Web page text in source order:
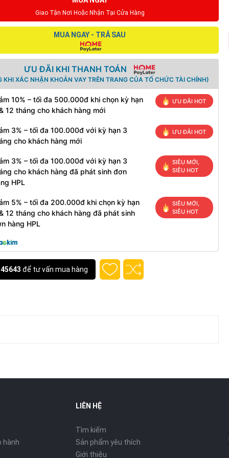
Giao Tận Nơi Hoặc Nhận Tại Cửa Hàng
MUA NGAY - TRẢ SAU
ƯU ĐÃI KHI THANH TOÁN
KHI XÁC NHẬN KHOẢN VAY TRÊN TRANG CỦA TỔ CHỨC TÀI CHÍNH)
10% – tối đa 500.000đ khi chọn kỳ hạn
12 tháng cho khách hàng mới
ƯU ĐÃI HOT
3% – tối đa 100.000đ với kỳ hạn 3
cho khách hàng mới
ƯU ĐÃI HOT
3% – tối đa 100.000đ với kỳ hạn 3
cho khách hàng đã phát sinh đơn
HPL
SIÊU MỚI,
SIÊU HOT
5% – tối đa 200.000đ khi chọn kỳ hạn
12 tháng cho khách hàng đã phát sinh
hàng HPL
SIÊU MỚI,
SIÊU HOT
để tư vấn mua hàng
hành
LIÊN HỆ
Tìm kiếm
Sản phẩm yêu thích
Giới thiệu